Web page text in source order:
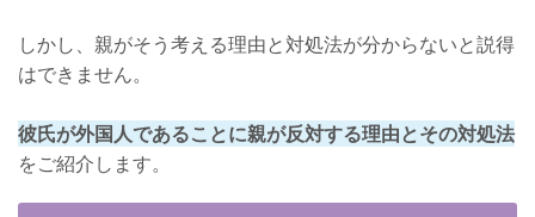
しかし、親がそう考える理由と対処法が分からないと説得
はできません。
彼氏が外国人であることに親が反対する理由とその対処法
をご紹介します。